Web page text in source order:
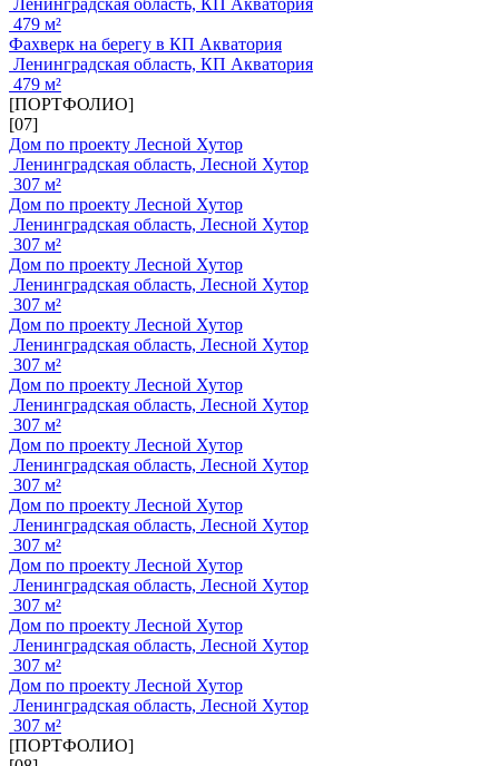
Ленинградская область, КП Акватория
479 м²
Фахверк на берегу в КП Акватория
Ленинградская область, КП Акватория
479 м²
[ПОРТФОЛИО]
[07]
Дом по проекту Лесной Хутор
Ленинградская область, Лесной Хутор
307 м²
Дом по проекту Лесной Хутор
Ленинградская область, Лесной Хутор
307 м²
Дом по проекту Лесной Хутор
Ленинградская область, Лесной Хутор
307 м²
Дом по проекту Лесной Хутор
Ленинградская область, Лесной Хутор
307 м²
Дом по проекту Лесной Хутор
Ленинградская область, Лесной Хутор
307 м²
Дом по проекту Лесной Хутор
Ленинградская область, Лесной Хутор
307 м²
Дом по проекту Лесной Хутор
Ленинградская область, Лесной Хутор
307 м²
Дом по проекту Лесной Хутор
Ленинградская область, Лесной Хутор
307 м²
Дом по проекту Лесной Хутор
Ленинградская область, Лесной Хутор
307 м²
Дом по проекту Лесной Хутор
Ленинградская область, Лесной Хутор
307 м²
[ПОРТФОЛИО]